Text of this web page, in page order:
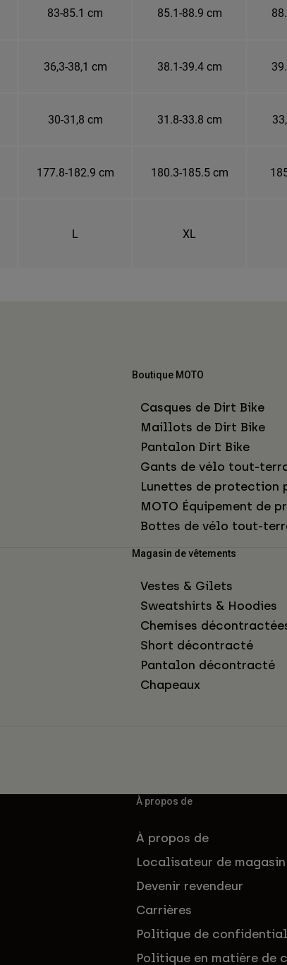
83-85.1 cm 85.1-88.9 cm
36,3-38,1 cm 38.1-39.4 cm
30-31,8 cm 31.8-33.8 cm
177.8-182.9 cm 180.3-185.5 cm
L XL
Boutique MOTO
Casques de Dirt Bike
Maillots de Dirt Bike
Pantalon Dirt Bike
Gants de vélo tout-
Lunettes de protection
MOTO Équipement de
Bottes de vélo tout-
Magasin de vêtements
Vestes & Gilets
Sweatshirts & Hoodies
Chemises
Short décontracté
Pantalon décontracté
Chapeaux
À propos de
À propos de
Localisateur de magasin
Devenir revendeur
Carrières
Politique de
Politique en matière de